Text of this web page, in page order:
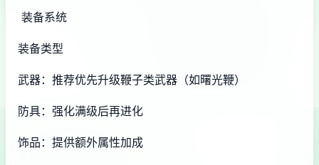
装备系统
装备类型
武器：推荐优先升级鞭子类武器（如曙光鞭）
防具：强化满级后再进化
饰品：提供额外属性加成